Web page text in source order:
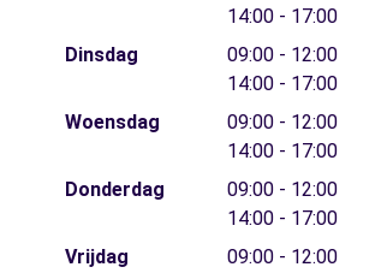
14:00 - 17:00
Dinsdag
09:00 - 12:00
14:00 - 17:00
Woensdag
09:00 - 12:00
14:00 - 17:00
Donderdag
09:00 - 12:00
14:00 - 17:00
Vrijdag
09:00 - 12:00